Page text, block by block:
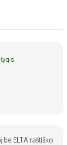
lygis
ELTA raštiško